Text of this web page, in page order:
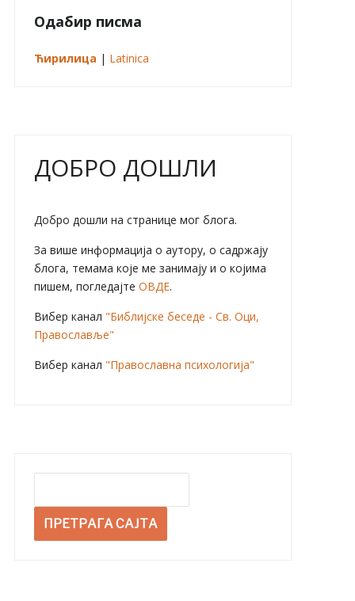
Одабир писма
Ћирилица | Latinica
ДОБРО ДОШЛИ
Добро дошли на странице мог блога.
За више информација о аутору, о садржају
блога, темама које ме занимају и о којима
пишем, погледајте ОВДЕ.
Вибер канал "Библијске беседе - Св. Оци,
Православље"
Вибер канал "Православна психологија"